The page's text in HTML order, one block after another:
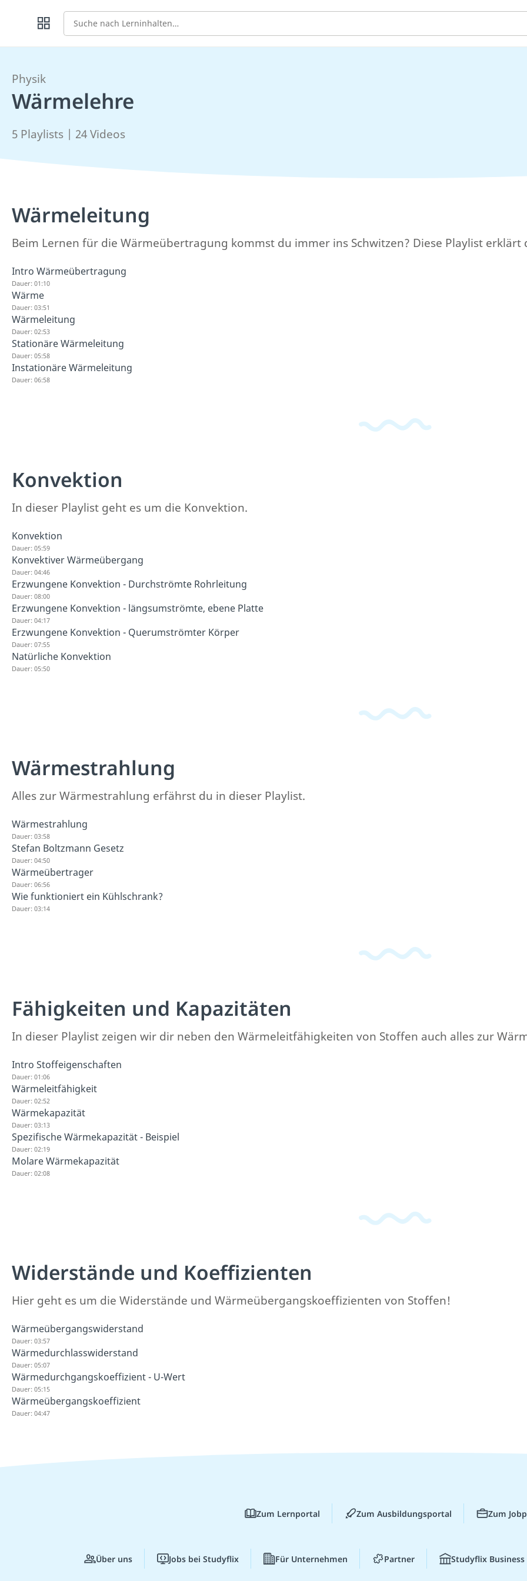
Suche
Physik
Wärmelehre
5 Playlists | 24 Videos
Wärmeleitung
Beim Lernen für die Wärmeübertragung kommst du immer ins Schwitzen? Diese Playlist erklärt
Intro Wärmeübertragung
Dauer: 01:10
Wärme
Dauer: 03:51
Wärmeleitung
Dauer: 02:53
Stationäre Wärmeleitung
Dauer: 05:58
Instationäre Wärmeleitung
Dauer: 06:58
Konvektion
In dieser Playlist geht es um die Konvektion.
Konvektion
Dauer: 05:59
Konvektiver Wärmeübergang
Dauer: 04:46
Erzwungene Konvektion - Durchströmte Rohrleitung
Dauer: 08:00
Erzwungene Konvektion - längsumströmte, ebene Platte
Dauer: 04:17
Erzwungene Konvektion - Querumströmter Körper
Dauer: 07:55
Natürliche Konvektion
Dauer: 05:50
Wärmestrahlung
Alles zur Wärmestrahlung erfährst du in dieser Playlist.
Wärmestrahlung
Dauer: 03:58
Stefan Boltzmann Gesetz
Dauer: 04:50
Wärmeübertrager
Dauer: 06:56
Wie funktioniert ein Kühlschrank?
Dauer: 03:14
Fähigkeiten und Kapazitäten
In dieser Playlist zeigen wir dir neben den Wärmeleitfähigkeiten von Stoffen auch alles zur
Intro Stoffeigenschaften
Dauer: 01:06
Wärmeleitfähigkeit
Dauer: 02:52
Wärmekapazität
Dauer: 03:13
Spezifische Wärmekapazität - Beispiel
Dauer: 02:19
Molare Wärmekapazität
Dauer: 02:08
Widerstände und Koeffizienten
Hier geht es um die Widerstände und Wärmeübergangskoeffizienten von Stoffen!
Wärmeübergangswiderstand
Dauer: 03:57
Wärmedurchlasswiderstand
Dauer: 05:07
Wärmedurchgangskoeffizient - U-Wert
Dauer: 05:15
Wärmeübergangskoeffizient
Dauer: 04:47
Zum Lernportal Zum Ausbildungsportal Zum
Über uns Jobs bei Studyflix Für Unternehmen Partner Studyflix Business